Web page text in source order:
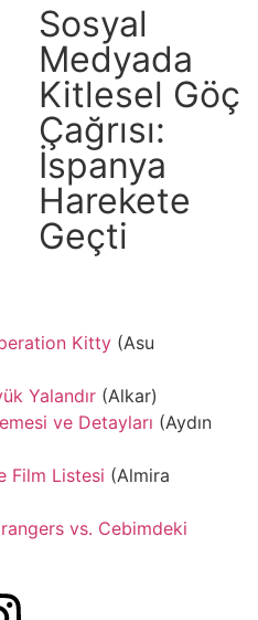
Sosyal
Medyada
Kitlesel Göç
Çağrısı:
İspanya
Harekete
Geçti
Kitty (Asu
Yalandır (Alkar)
ve Detayları (Aydın
Film Listesi (Almira
vs. Cebimdeki